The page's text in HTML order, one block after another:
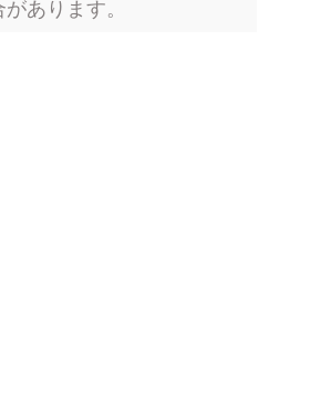
あります。